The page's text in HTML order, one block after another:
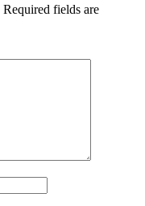
Required fields are